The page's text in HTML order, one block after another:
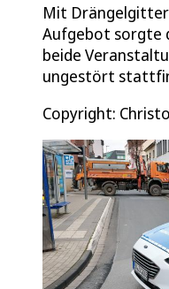
Mit
Aufgebot sorgte
beide
ungestört
Copyright: